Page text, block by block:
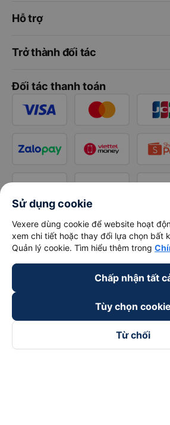
Hỗ trợ
Trở thành đối tác
Đối tác thanh toán
Sử dụng cookie
Vexere dùng cookie để website hoạt
xem chi tiết hoặc thay đổi lựa chọn bất
Quản lý cookie. Tìm hiểu thêm trong
Chấp nhận tất
Tùy chọn cookie
Từ chối